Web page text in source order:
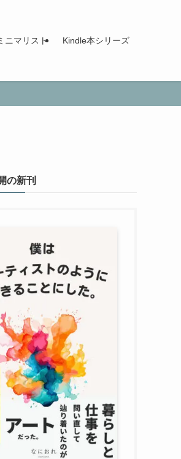
ニマリスト Kindle本シリーズ
の新刊